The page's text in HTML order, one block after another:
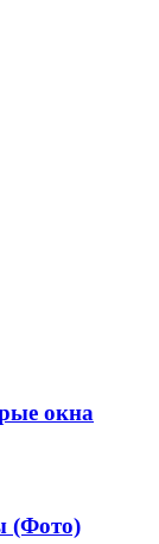
окна
(Фото)